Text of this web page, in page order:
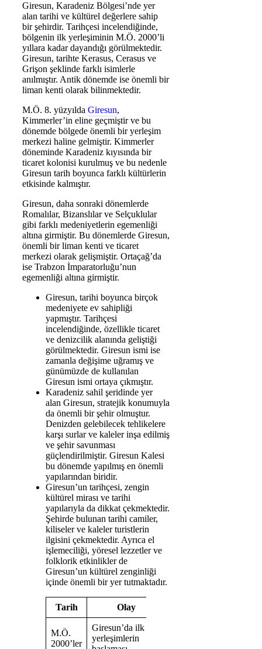
Giresun, Karadeniz Bölgesi’nde yer
alan tarihi ve kültürel değerlere sahip
bir şehirdir. Tarihçesi incelendiğinde,
bölgenin ilk yerleşiminin M.Ö. 2000’li
yıllara kadar dayandığı görülmektedir.
Giresun, tarihte Kerasus, Cerasus ve
Grişon şeklinde farklı isimlerle
anılmıştır. Antik dönemde ise önemli bir
liman kenti olarak bilinmektedir.
M.Ö. 8. yüzyılda Giresun,
Kimmerler’in eline geçmiştir ve bu
dönemde bölgede önemli bir yerleşim
merkezi haline gelmiştir. Kimmerler
döneminde Karadeniz kıyısında bir
ticaret kolonisi kurulmuş ve bu nedenle
Giresun tarih boyunca farklı kültürlerin
etkisinde kalmıştır.
Giresun, daha sonraki dönemlerde
Romalılar, Bizanslılar ve Selçuklular
gibi farklı medeniyetlerin egemenliği
altına girmiştir. Bu dönemlerde Giresun,
önemli bir liman kenti ve ticaret
merkezi olarak gelişmiştir. Ortaçağ’da
ise Trabzon İmparatorluğu’nun
egemenliği altına girmiştir.
Giresun, tarihi boyunca birçok
medeniyete ev sahipliği
yapmıştır. Tarihçesi
incelendiğinde, özellikle ticaret
ve denizcilik alanında geliştiği
görülmektedir. Giresun ismi ise
zamanla değişime uğramış ve
günümüzde de kullanılan
Giresun ismi ortaya çıkmıştır.
Karadeniz sahil şeridinde yer
alan Giresun, stratejik konumuyla
da önemli bir şehir olmuştur.
Denizden gelebilecek tehlikelere
karşı surlar ve kaleler inşa edilmiş
ve şehir savunması
güçlendirilmiştir. Giresun Kalesi
bu dönemde yapılmış en önemli
yapılarından biridir.
Giresun’un tarihçesi, zengin
kültürel mirası ve tarihi
yapılarıyla da dikkat çekmektedir.
Şehirde bulunan tarihi camiler,
kiliseler ve kaleler turistlerin
ilgisini çekmektedir. Ayrıca el
işlemeciliği, yöresel lezzetler ve
folklorik etkinlikler de
Giresun’un kültürel zenginliği
içinde önemli bir yer tutmaktadır.
Tarih Olay
M.Ö.
2000’ler
Giresun’da ilk
yerleşimlerin